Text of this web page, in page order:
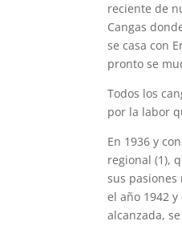
reciente de
Cangas
se casa con
pronto se
Todos los
por la labor
En 1936 y
regional (1),
sus
el año 1942
alcanzada,